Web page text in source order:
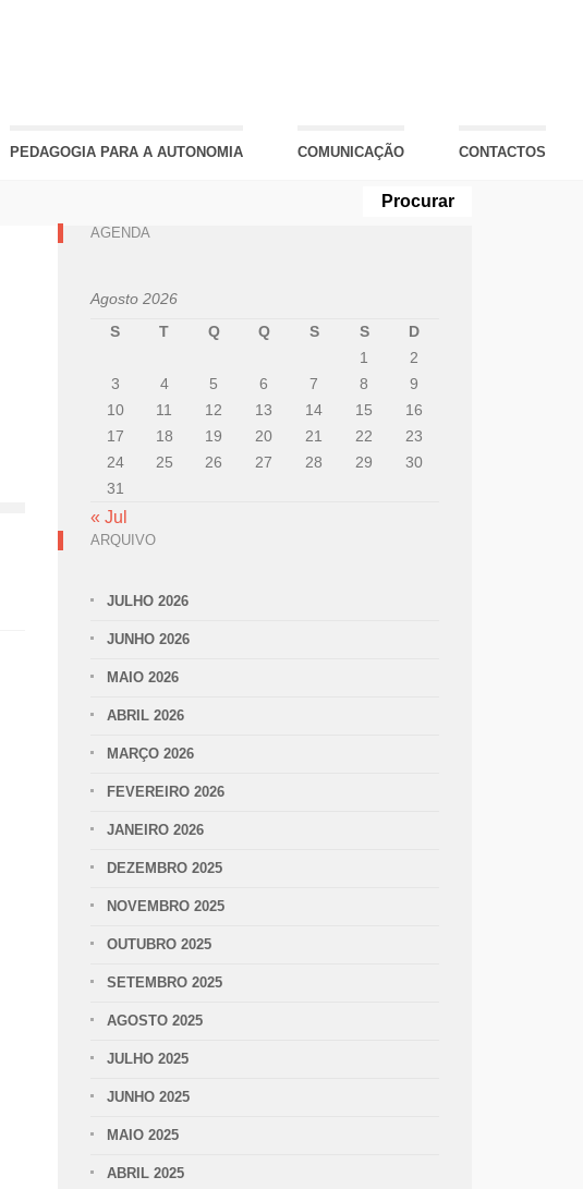
PEDAGOGIA PARA A AUTONOMIA COMUNICAÇÃO CONTACTOS
AGENDA
Agosto 2026
S
T Q Q S S
D
1
2
3
4 5 6 7 8
9
10
11 12 13 14 15
16
17
18 19 20 21 22
23
24
25 26 27 28 29
30
31
« Jul
ARQUIVO
JULHO 2026
JUNHO 2026
MAIO 2026
ABRIL 2026
MARÇO 2026
FEVEREIRO 2026
JANEIRO 2026
DEZEMBRO 2025
NOVEMBRO 2025
OUTUBRO 2025
SETEMBRO 2025
AGOSTO 2025
JULHO 2025
JUNHO 2025
MAIO 2025
ABRIL 2025